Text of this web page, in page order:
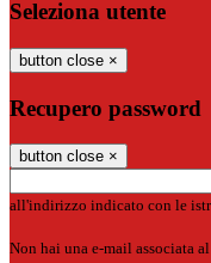
Seleziona utente
button close ×
Recupero password
button close ×
all'indirizzo indicato con le
Non hai una e-mail associata